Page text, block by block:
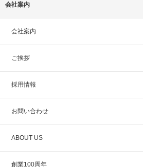
会社案内
会社案内
ご挨拶
採用情報
お問い合わせ
ABOUT US
創業100周年